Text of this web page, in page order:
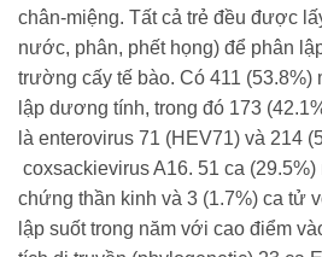
chân-miệng. Tất cả trẻ đều được
nước, phân, phết họng) để phân
trường cấy tế bào. Có 411 (53.8%)
lập dương tính, trong đó 173
là enterovirus 71 (HEV71) và 214
coxsackievirus A16. 51 ca
chứng thần kinh và 3 (1.7%) ca tử
lập suốt trong năm với cao điểm